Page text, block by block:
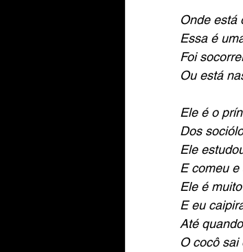
Onde está
Essa é
Foi
Ou está
Ele é o
Dos
Ele
E comeu
Ele é
E eu
Até
O cocô sai